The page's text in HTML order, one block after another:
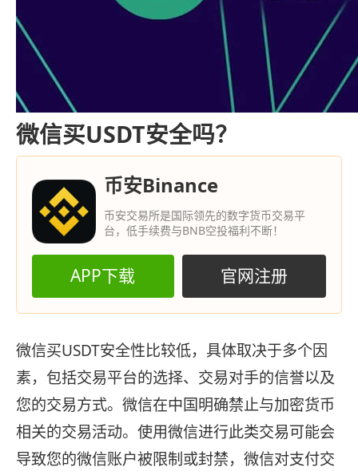
微信买USDT安全吗？
币安Binance
币安交易所是国际领先的数字货币交易平
台，低手续费与BNB空投福利不断！
APP下载 官网注册
微信买USDT安全性比较低，具体取决于多个因
素，包括交易平台的选择、交易对手的信誉以及
您的交易方式。微信在中国明确禁止与加密货币
相关的交易活动。使用微信进行此类交易可能会
导致您的微信账户被限制或封禁，微信对支付交